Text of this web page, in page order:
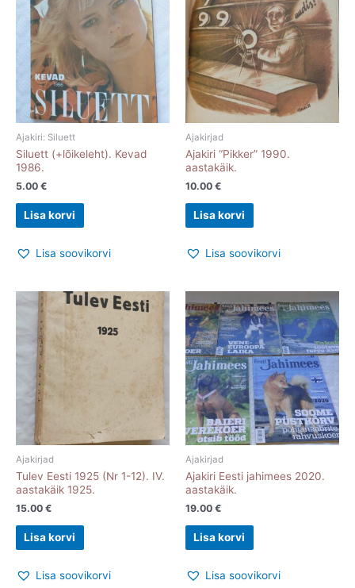
Ajakiri: Siluett
Siluett (+lõikeleht). Kevad
1986.
5.00 €
Lisa korvi
Lisa soovikorvi
Ajakirjad
Ajakiri “Pikker” 1990.
aastakäik.
10.00 €
Lisa korvi
Lisa soovikorvi
Ajakirjad
Tulev Eesti 1925 (Nr 1-12). IV.
aastakäik 1925.
15.00 €
Lisa korvi
Lisa soovikorvi
Ajakirjad
Ajakiri Eesti jahimees 2020.
aastakäik.
19.00 €
Lisa korvi
Lisa soovikorvi